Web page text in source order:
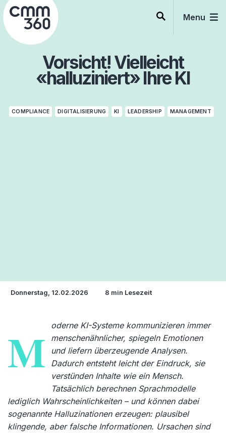
Skip
to
content
Menu
Vorsicht! Vielleicht
«halluziniert» Ihre KI
COMPLIANCE DIGITALISIERUNG KI LEADERSHIP MANAGEMENT
Donnerstag, 12.02.2026 8 min Lesezeit
M
oderne KI-Systeme kommunizieren immer
menschenähnlicher, spiegeln Emotionen
und liefern überzeugende Analysen.
Dadurch entsteht leicht der Eindruck, sie
verstünden Inhalte wie ein Mensch.
Tatsächlich berechnen Sprachmodelle
lediglich Wahrscheinlichkeiten – und können dabei
sogenannte Halluzinationen erzeugen: plausibel
klingende, aber falsche Informationen. Ursachen sind